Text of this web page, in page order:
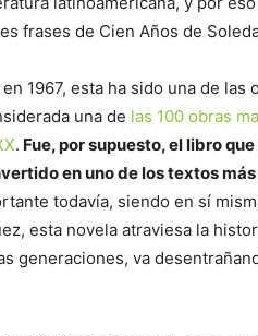
frases de Cien Años de
1967, esta ha sido una de
una de las 100 obras
. Fue, por supuesto, el libro
en uno de los textos
todavía, siendo en sí
esta novela atraviesa la
generaciones, va